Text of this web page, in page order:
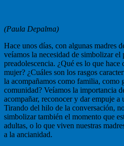
(Paula Depalma)
Hace unos días, con algunas madres
veíamos la necesidad de simbolizar el
preadolescencia. ¿Qué es lo que hace
mujer? ¿Cuáles son los rasgos
la acompañamos como familia, como
comunidad? Veíamos la importancia
acompañar, reconocer y dar empuje a
Tirando del hilo de la conversación,
simbolizar también el momento que
adultas, o lo que viven nuestras
a la ancianidad.